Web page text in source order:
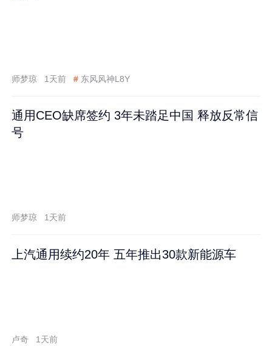
师梦琼 1天前 # 东风风神L8Y
通用CEO缺席签约 3年未踏足中国 释放反常信
号
师梦琼 1天前
上汽通用续约20年 五年推出30款新能源车
卢奇 1天前